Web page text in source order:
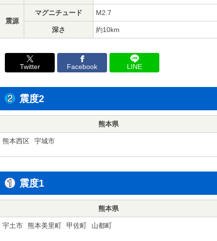
震源
マグニチュード M2.7
深さ 約10km
Twitter Facebook LINE
震度2
熊本県
熊本西区 宇城市
震度1
熊本県
宇土市 熊本美里町 甲佐町 山都町